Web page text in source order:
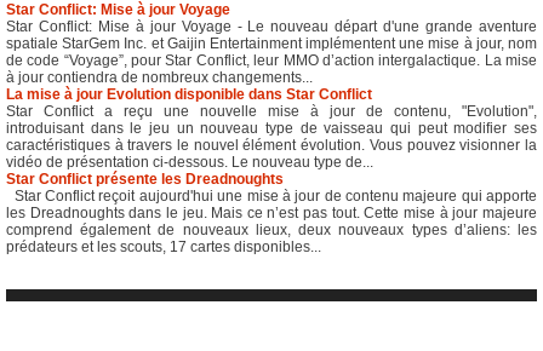
Star Conflict: Mise à jour Voyage
Star Conflict: Mise à jour Voyage - Le nouveau départ d'une grande aventure
spatiale StarGem Inc. et Gaijin Entertainment implémentent une mise à jour, nom
de code “Voyage”, pour Star Conflict, leur MMO d’action intergalactique. La mise
à jour contiendra de nombreux changements...
La mise à jour Evolution disponible dans Star Conflict
Star Conflict a reçu une nouvelle mise à jour de contenu, "Evolution",
introduisant dans le jeu un nouveau type de vaisseau qui peut modifier ses
caractéristiques à travers le nouvel élément évolution. Vous pouvez visionner la
vidéo de présentation ci-dessous. Le nouveau type de...
Star Conflict présente les Dreadnoughts
Star Conflict reçoit aujourd'hui une mise à jour de contenu majeure qui apporte
les Dreadnoughts dans le jeu. Mais ce n’est pas tout. Cette mise à jour majeure
comprend également de nouveaux lieux, deux nouveaux types d’aliens: les
prédateurs et les scouts, 17 cartes disponibles...